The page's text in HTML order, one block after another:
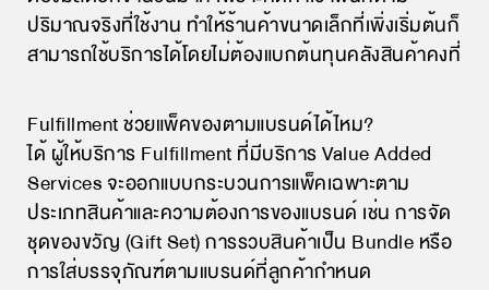
ปริมาณจริงที่ใช้งาน ทำให้ร้านค้าขนาดเล็กที่เพิ่งเริ่มต้นก็
สามารถใช้บริการได้โดยไม่ต้องแบกต้นทุนคลังสินค้าคงที่
Fulfillment ช่วยแพ็คของตามแบรนด์ได้ไหม?
ได้ ผู้ให้บริการ Fulfillment ที่มีบริการ Value Added
Services จะออกแบบกระบวนการแพ็คเฉพาะตาม
ประเภทสินค้าและความต้องการของแบรนด์ เช่น การจัด
ชุดของขวัญ (Gift Set) การรวบสินค้าเป็น Bundle หรือ
การใส่บรรจุภัณฑ์ตามแบรนด์ที่ลูกค้ากำหนด